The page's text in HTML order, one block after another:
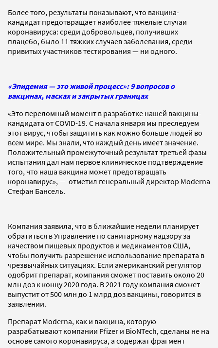
Более того, результаты показывают, что вакцина-
кандидат предотвращает наиболее тяжелые случаи
коронавируса: среди добровольцев, получивших
плацебо, было 11 тяжких случаев заболевания, среди
привитых участников тестирования — ни одного.
«Эпидемия — это живой процесс»: 9 вопросов о
вакцинах, масках и закрытых границах
«Это переломный момент в разработке нашей вакцины-
кандидата от COVID-19. С начала января мы преследуем
этот вирус, чтобы защитить как можно больше людей во
всем мире. Мы знали, что каждый день имеет значение.
Положительный промежуточный результат третьей фазы
испытания дал нам первое клиническое подтверждение
того, что наша вакцина может предотвращать
коронавирус», — отметил генеральный директор Moderna
Стефан Бансель.
Компания заявила, что в ближайшие недели планирует
обратиться в Управление по санитарному надзору за
качеством пищевых продуктов и медикаментов США,
чтобы получить разрешение использование препарата в
чрезвычайных ситуациях. Если американский регулятор
одобрит препарат, компания сможет поставить около 20
млн доз к концу 2020 года. В 2021 году компания сможет
выпустит от 500 млн до 1 млрд доз вакцины, говорится в
заявлении.
Препарат Moderna, как и вакцина, которую
разрабатывают компании Pfizer и BioNTech, сделаны не на
основе самого коронавируса, а содержат фрагмент